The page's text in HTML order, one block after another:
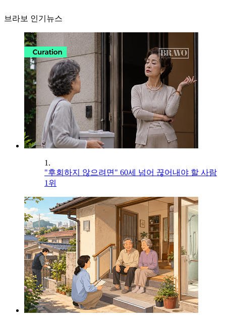
브라보 인기뉴스
1.
"후회하지 않으려면" 60세 넘어 끊어내야 할 사람
1위